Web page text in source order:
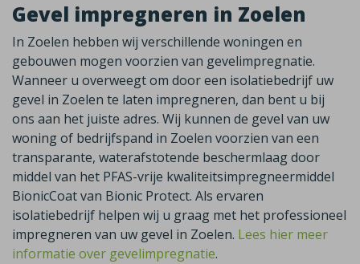
Gevel impregneren in Zoelen
In Zoelen hebben wij verschillende woningen en
gebouwen mogen voorzien van gevelimpregnatie.
Wanneer u overweegt om door een isolatiebedrijf uw
gevel in Zoelen te laten impregneren, dan bent u bij
ons aan het juiste adres. Wij kunnen de gevel van uw
woning of bedrijfspand in Zoelen voorzien van een
transparante, waterafstotende beschermlaag door
middel van het PFAS-vrije kwaliteitsimpregneermiddel
BionicCoat van Bionic Protect. Als ervaren
isolatiebedrijf helpen wij u graag met het professioneel
impregneren van uw gevel in Zoelen. Lees hier meer
informatie over gevelimpregnatie.